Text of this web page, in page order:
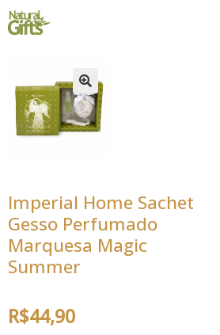
Pular
para
Pular
para
Imperial Home Sachet
Gesso Perfumado
Marquesa Magic
Summer
R$44,90